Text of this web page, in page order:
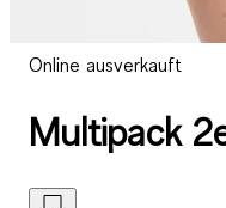
Online ausverkauft
Multipack